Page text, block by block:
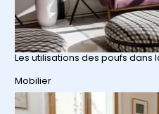
Les utilisations des poufs
Par rapport à
Mobilier